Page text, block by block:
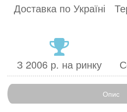
Доставка по Україні
З 2006 р. на ринку
Опис